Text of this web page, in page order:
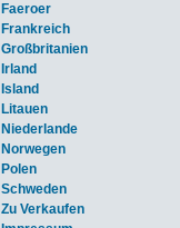
Faeroer
Frankreich
Großbritanien
Irland
Island
Litauen
Niederlande
Norwegen
Polen
Schweden
Zu Verkaufen